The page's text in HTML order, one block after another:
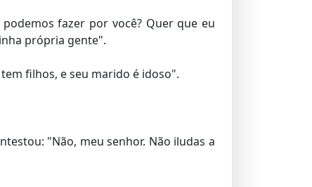
fazer por você? Quer que eu
própria gente".
filhos, e seu marido é idoso".
"Não, meu senhor. Não iludas a